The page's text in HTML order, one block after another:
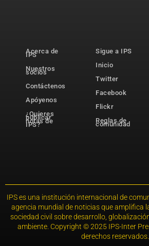
Acerca de
IPS
Nuestros
socios
Contáctenos
Apóyenos
¿Quieres
publicar
notas de
IPS?
Sigue a IPS
Inicio
Twitter
Facebook
Flickr
Reglas de
comunidad
IPS es una institución internacional de
agencia mundial de noticias que amplifica
sociedad civil sobre desarrollo,
ambiente. Copyright © 2025 IPS-Inter
derechos reservados.